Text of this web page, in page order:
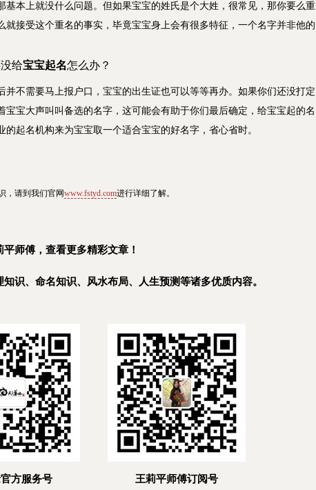
基本上就没什么问题。但如果宝宝的姓氏是个大姓，很常见，那你要么重
就接受这个重名的事实，毕竟宝宝身上会有很多特征，一个名字并非他的
给宝宝起名怎么办？
并不需要马上报户口，宝宝的出生证也可以等等再办。如果你们还没打定
宝宝大声叫叫备选的名字，这可能会有助于你们最后确定，给宝宝起的名
的起名机构来为宝宝取一个适合宝宝的好名字，省心省时。
，请到我们官网www.fstyd.com进行详细了解。
师傅，查看更多精彩文章！
识、命名知识、风水布局、人生预测等诸多优质内容。
方服务号 王莉平师傅订阅号